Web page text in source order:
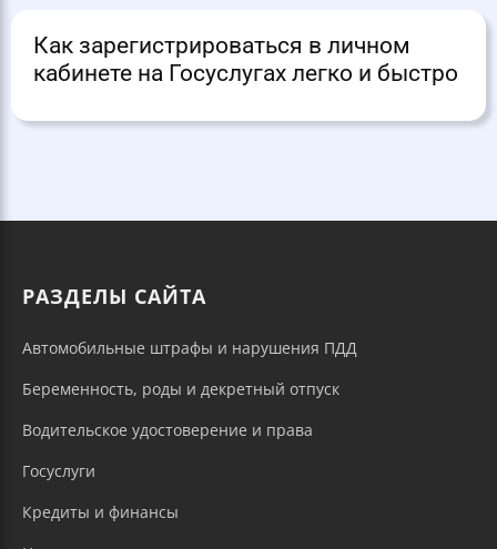
Как зарегистрироваться в личном
кабинете на Госуслугах легко и быстро
РАЗДЕЛЫ САЙТА
Автомобильные штрафы и нарушения ПДД
Беременность, роды и декретный отпуск
Водительское удостоверение и права
Госуслуги
Кредиты и финансы